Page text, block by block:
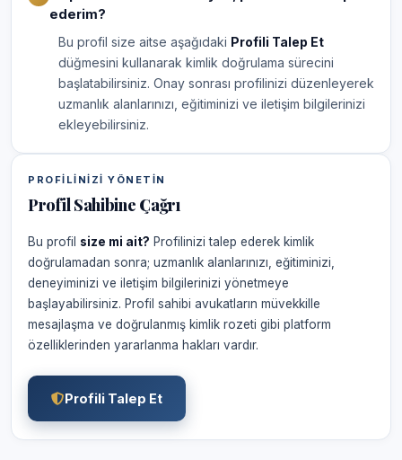
ederim?
Bu profil size aitse aşağıdaki Profili Talep Et
düğmesini kullanarak kimlik doğrulama sürecini
başlatabilirsiniz. Onay sonrası profilinizi düzenleyerek
uzmanlık alanlarınızı, eğitiminizi ve iletişim bilgilerinizi
ekleyebilirsiniz.
PROFILINIZI YÖNETIN
Profil Sahibine Çağrı
Bu profil size mi ait? Profilinizi talep ederek kimlik
doğrulamadan sonra; uzmanlık alanlarınızı, eğitiminizi,
deneyiminizi ve iletişim bilgilerinizi yönetmeye
başlayabilirsiniz. Profil sahibi avukatların müvekkille
mesajlaşma ve doğrulanmış kimlik rozeti gibi platform
özelliklerinden yararlanma hakları vardır.
Profili Talep Et